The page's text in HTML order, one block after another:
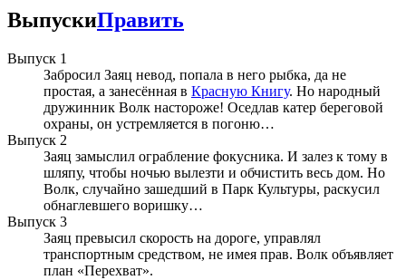
ВыпускиПравить
Выпуск 1
Забросил Заяц невод, попала в него рыбка, да не
простая, а занесённая в Красную Книгу. Но народный
дружинник Волк настороже! Оседлав катер береговой
охраны, он устремляется в погоню…
Выпуск 2
Заяц замыслил ограбление фокусника. И залез к тому в
шляпу, чтобы ночью вылезти и обчистить весь дом. Но
Волк, случайно зашедший в Парк Культуры, раскусил
обнаглевшего воришку…
Выпуск 3
Заяц превысил скорость на дороге, управлял
транспортным средством, не имея прав. Волк объявляет
план «Перехват».